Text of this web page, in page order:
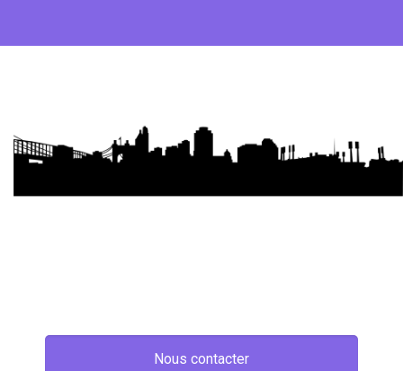
Nous contacter